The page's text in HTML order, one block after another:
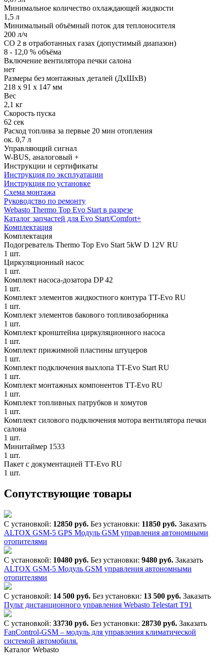
Минимальное количество охлаждающей жидкости
1,5 л
Минимальный объёмный поток для теплоносителя
200 л/ч
CO 2 в отработанных газах (допустимый диапазон)
8 - 12,0 % объёма
Включение вентилятора печки салона
нет
Размеры без монтажных деталей (ДхШхВ)
218 х 91 х 147 мм
Вес
2,1 кг
Скорость пуска
62 сек
Расход топлива за первые 20 мин отопления
ок. 0,7 л
Управляющий сигнал
W-BUS, аналоговый +
Инструкции и сертификаты
Инструкция по эксплуатации
Инструкция по установке
Схема монтажа
Руководство по ремонту
Webasto Thermo Top Evo Start в разрезе
Каталог запчастей для Evo Start/Comfort+
Комплектация
Комплектация
Подогреватель Thermo Top Evo Start 5kW D 12V RU
1 шт.
Циркуляционный насос
1 шт.
Комплект насоса-дозатора DP 42
1 шт.
Комплект элементов жидкостного контура TT-Evo RU
1 шт.
Комплект элементов бакового топливозаборника
1 шт.
Комплект кронштейна циркуляционного насоса
1 шт.
Комплект прижимной пластины штуцеров
1 шт.
Комплект подключения выхлопа TT-Evo Start RU
1 шт.
Комплект монтажных компонентов TT-Evo RU
1 шт.
Комплект топливных патрубков и хомутов
1 шт.
Комплект силового подключения мотора вентилятора печки
салона
1 шт.
Минитаймер 1533
1 шт.
Пакет с документацией TT-Evo RU
1 шт.
Сопутствующие товары
С установкой: 12850 руб. Без установки: 11850 руб. Заказать
ALTOX GSM-5 GPS Модуль GSM управления автономными
отопителями
С установкой: 10480 руб. Без установки: 9480 руб. Заказать
ALTOX GSM-5 Модуль GSM управления автономными
отопителями
С установкой: 14 500 руб. Без установки: 13 500 руб. Заказать
Пульт дистанционного управления Webasto Telestart T91
С установкой: 33730 руб. Без установки: 28730 руб. Заказать
FanControl-GSM – модуль для управления климатической
системой автомобиля.
Каталог Webasto